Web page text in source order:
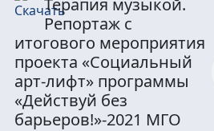
Терапия музыкой.
Репортаж с
итогового мероприятия
проекта «Социальный
арт-лифт» программы
«Действуй без
барьеров!»-2021 МГО